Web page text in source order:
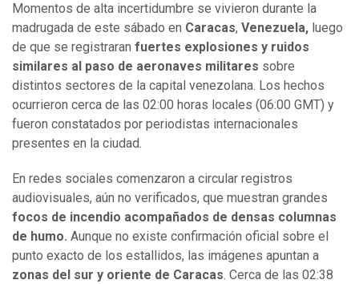
Momentos de alta incertidumbre se vivieron durante la
madrugada de este sábado en Caracas, Venezuela, luego
de que se registraran fuertes explosiones y ruidos
similares al paso de aeronaves militares sobre
distintos sectores de la capital venezolana. Los hechos
ocurrieron cerca de las 02:00 horas locales (06:00 GMT) y
fueron constatados por periodistas internacionales
presentes en la ciudad.
En redes sociales comenzaron a circular registros
audiovisuales, aún no verificados, que muestran grandes
focos de incendio acompañados de densas columnas
de humo. Aunque no existe confirmación oficial sobre el
punto exacto de los estallidos, las imágenes apuntan a
zonas del sur y oriente de Caracas. Cerca de las 02:38